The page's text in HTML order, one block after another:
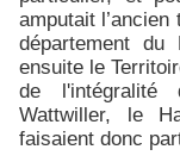
amputait
département
ensuite le
de l'intégralité
Wattwiller, le
faisaient donc